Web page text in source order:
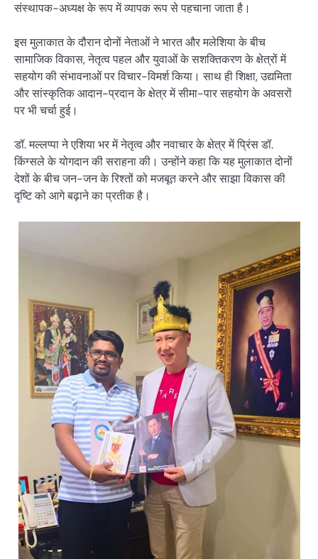
संस्थापक-अध्यक्ष के रूप में व्यापक रूप से पहचाना जाता है।
इस मुलाकात के दौरान दोनों नेताओं ने भारत और मलेशिया के बीच
सामाजिक विकास, नेतृत्व पहल और युवाओं के सशक्तिकरण के क्षेत्रों में
सहयोग की संभावनाओं पर विचार-विमर्श किया। साथ ही शिक्षा, उद्यमिता
और सांस्कृतिक आदान-प्रदान के क्षेत्र में सीमा-पार सहयोग के अवसरों
पर भी चर्चा हुई।
डॉ. मल्लप्पा ने एशिया भर में नेतृत्व और नवाचार के क्षेत्र में प्रिंस डॉ.
किंग्सले के योगदान की सराहना की। उन्होंने कहा कि यह मुलाकात दोनों
देशों के बीच जन-जन के रिश्तों को मजबूत करने और साझा विकास की
दृष्टि को आगे बढ़ाने का प्रतीक है।